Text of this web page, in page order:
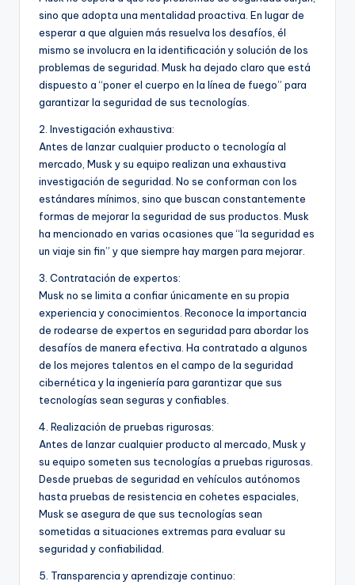
sino que adopta una mentalidad proactiva. En lugar de
esperar a que alguien más resuelva los desafíos, él
mismo se involucra en la identificación y solución de los
problemas de seguridad. Musk ha dejado claro que está
dispuesto a “poner el cuerpo en la línea de fuego” para
garantizar la seguridad de sus tecnologías.
2. Investigación exhaustiva:
Antes de lanzar cualquier producto o tecnología al
mercado, Musk y su equipo realizan una exhaustiva
investigación de seguridad. No se conforman con los
estándares mínimos, sino que buscan constantemente
formas de mejorar la seguridad de sus productos. Musk
ha mencionado en varias ocasiones que “la seguridad es
un viaje sin fin” y que siempre hay margen para mejorar.
3. Contratación de expertos:
Musk no se limita a confiar únicamente en su propia
experiencia y conocimientos. Reconoce la importancia
de rodearse de expertos en seguridad para abordar los
desafíos de manera efectiva. Ha contratado a algunos
de los mejores talentos en el campo de la seguridad
cibernética y la ingeniería para garantizar que sus
tecnologías sean seguras y confiables.
4. Realización de pruebas rigurosas:
Antes de lanzar cualquier producto al mercado, Musk y
su equipo someten sus tecnologías a pruebas rigurosas.
Desde pruebas de seguridad en vehículos autónomos
hasta pruebas de resistencia en cohetes espaciales,
Musk se asegura de que sus tecnologías sean
sometidas a situaciones extremas para evaluar su
seguridad y confiabilidad.
5. Transparencia y aprendizaje continuo: